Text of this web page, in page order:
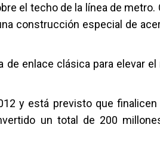
el techo de la línea de metro.
construcción especial de
enlace clásica para elevar el
y está previsto que
un total de 200